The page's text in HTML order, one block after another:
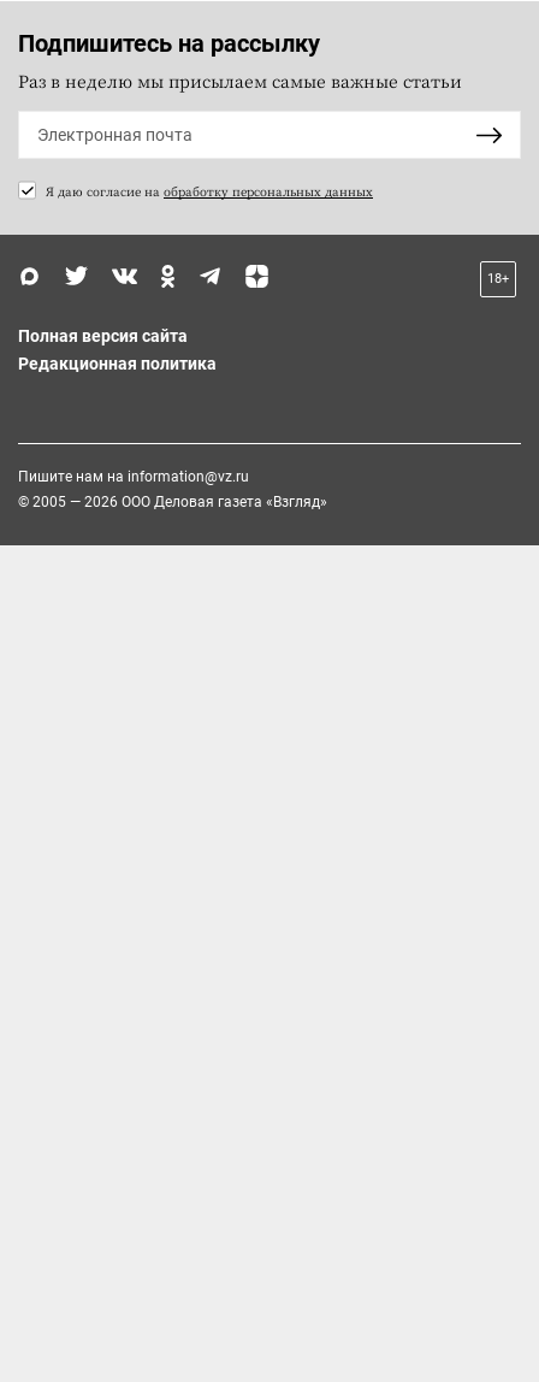
Подпишитесь на рассылку
Раз в неделю мы присылаем самые важные статьи
Я даю согласие на обработку персональных данных
18+
Полная версия сайта
Редакционная политика
Пишите нам на information@vz.ru
© 2005 — 2026 ООО Деловая газета «Взгляд»